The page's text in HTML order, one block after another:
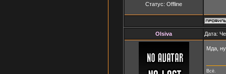
Статус: Offline
Olsiva Дата:
Мда,
Всё.